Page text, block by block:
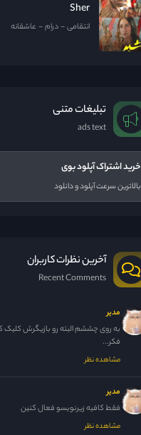
Sher
انتقامی درام عاشقانه
تبلیغات متنی
ads text
خرید اشتراک آپلود بوی
بالاترین سرعت آپلود و دانلود
آخرین نظرات کاربران
Recent Comments
مدیر
به روی چششم البته رو بازیگرش کلیک
فکر...
مشاهده نظر
مدیر
فقط کافیه زیرنویسو فعال کنین
مشاهده نظر